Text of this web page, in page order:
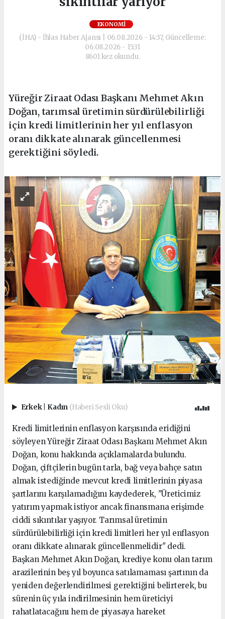
EKONOMI
(İHA) - İhlas Haber Ajansı | 06.08.2026 - 14:37, Güncelleme:
06.08.2026 - 15:31
8601 kez okundu.
Yüreğir Ziraat Odası Başkanı Mehmet Akın
Doğan, tarımsal üretimin sürdürülebilirliği
için kredi limitlerinin her yıl enflasyon
oranı dikkate alınarak güncellenmesi
gerektiğini söyledi.
Erkek Kadın (Haberi Sesli Oku)
Kredi limitlerinin enflasyon karşısında eridiğini
söyleyen Yüreğir Ziraat Odası Başkanı Mehmet Akın
Doğan, konu hakkında açıklamalarda bulundu.
Doğan, çiftçilerin bugün tarla, bağ veya bahçe satın
almak istediğinde mevcut kredi limitlerinin piyasa
şartlarını karşılamadığını kaydederek, "Üreticimiz
yatırım yapmak istiyor ancak finansmana erişimde
ciddi sıkıntılar yaşıyor. Tarımsal üretimin
sürdürülebilirliği için kredi limitleri her yıl enflasyon
oranı dikkate alınarak güncellenmelidir" dedi.
Başkan Mehmet Akın Doğan, krediye konu olan tarım
arazilerinin beş yıl boyunca satılamaması şartının da
yeniden değerlendirilmesi gerektiğini belirterek, bu
sürenin üç yıla indirilmesinin hem üreticiyi
rahatlatacağını hem de piyasaya hareket